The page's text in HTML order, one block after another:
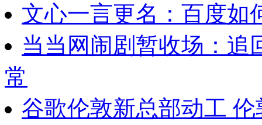
文心一言更名：百度如
当当网闹剧暂收场：追
常
谷歌伦敦新总部动工